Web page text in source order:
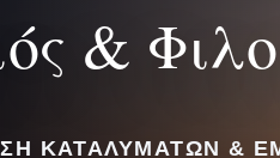
&
ΚΑΤΑΛΥΜΆΤΩΝ &